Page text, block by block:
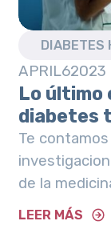
DIABETES
APRIL62023
Lo último
diabetes
con los
Te
de la
lo pierdas!
LEER MÁS